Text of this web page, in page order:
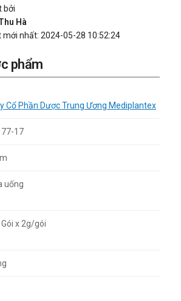
bởi
Hà
mới nhất: 2024-05-28 10:52:24
phẩm
Cổ Phần Dược Trung Ương Mediplantex
17
uống
Gói x 2g/gói